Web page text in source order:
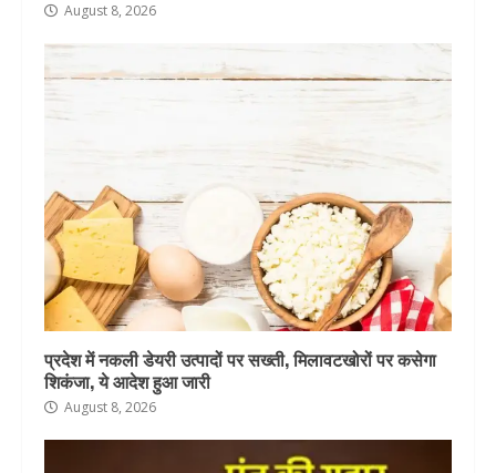
August 8, 2026
प्रदेश में नकली डेयरी उत्पादों पर सख्ती, मिलावटखोरों पर कसेगा
शिकंजा, ये आदेश हुआ जारी
August 8, 2026